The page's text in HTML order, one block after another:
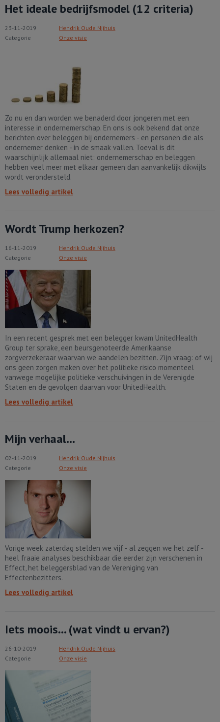
Het ideale bedrijfsmodel (12 criteria)
23-11-2019
Hendrik Oude Nijhuis
Categorie
Onze visie
Zo nu en dan worden we benaderd door jongeren met een
interesse in ondernemerschap. En ons is ook bekend dat onze
berichten over beleggen bij ondernemers - en personen die als
ondernemer denken - in de smaak vallen. Toeval is dit
waarschijnlijk allemaal niet: ondernemerschap en beleggen
hebben veel meer met elkaar gemeen dan aanvankelijk dikwijls
wordt verondersteld.
Lees volledig artikel
Wordt Trump herkozen?
16-11-2019
Hendrik Oude Nijhuis
Categorie
Onze visie
In een recent gesprek met een belegger kwam UnitedHealth
Group ter sprake, een beursgenoteerde Amerikaanse
zorgverzekeraar waarvan we aandelen bezitten. Zijn vraag: of wij
ons geen zorgen maken over het politieke risico momenteel
vanwege mogelijke politieke verschuivingen in de Verenigde
Staten en de gevolgen daarvan voor UnitedHealth.
Lees volledig artikel
Mijn verhaal...
02-11-2019
Hendrik Oude Nijhuis
Categorie
Onze visie
Vorige week zaterdag stelden we vijf - al zeggen we het zelf -
heel fraaie analyses beschikbaar die eerder zijn verschenen in
Effect, het beleggersblad van de Vereniging van
Effectenbezitters.
Lees volledig artikel
Iets moois... (wat vindt u ervan?)
26-10-2019
Hendrik Oude Nijhuis
Categorie
Onze visie